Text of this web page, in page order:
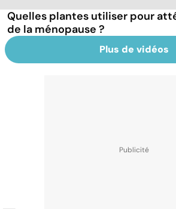
Quelles plantes utiliser pour
de la ménopause ?
Plus de vidéos